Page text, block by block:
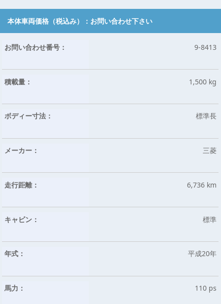
本体車両価格（税込み）： お問い合わせ下さい
お問い合わせ番号： 9-8413
積載量： 1,500 kg
ボディー寸法： 標準長
メーカー： 三菱
走行距離： 6,736 km
キャビン： 標準
年式： 平成20年
馬力： 110 ps